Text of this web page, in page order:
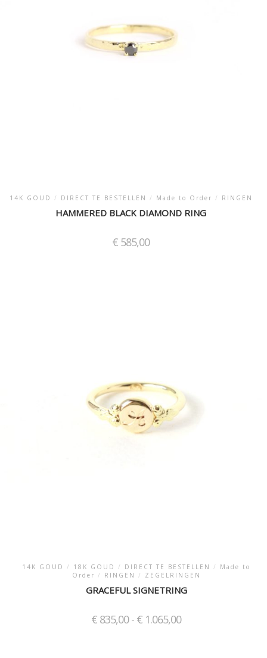
14K GOUD / DIRECT TE BESTELLEN / Made to Order / RINGEN
HAMMERED BLACK DIAMOND RING
€ 585,00
14K GOUD / 18K GOUD / DIRECT TE BESTELLEN /
Made to
Order / RINGEN / ZEGELRINGEN
GRACEFUL SIGNETRING
€ 835,00 - € 1.065,00Prijsklasse: